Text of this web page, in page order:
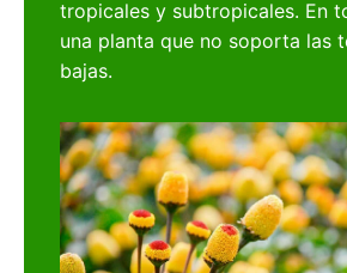
tropicales y subtropicales. En
una planta que no soporta las
bajas.